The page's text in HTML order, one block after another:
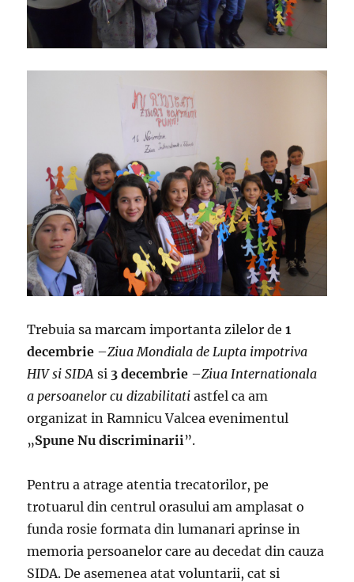
Trebuia sa marcam importanta zilelor de1
decembrie –Ziua Mondiala de Lupta impotriva
HIV si SIDA si 3 decembrie –Ziua Internationala
a persoanelor cu dizabilitatiastfel ca am
organizat in Ramnicu Valcea evenimentul
„Spune Nu discriminarii ”.
Pentru a atrage atentia trecatorilor, pe
trotuarul din centrul orasului am amplasat o
funda rosie formata din lumanari aprinse in
memoria persoanelor care au decedat din cauza
SIDA. De asemenea atat voluntarii, cat si